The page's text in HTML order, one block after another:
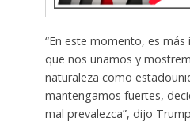
“En este momento, es
que nos unamos y
naturaleza como
mantengamos fuertes,
mal prevalezca”, dijo